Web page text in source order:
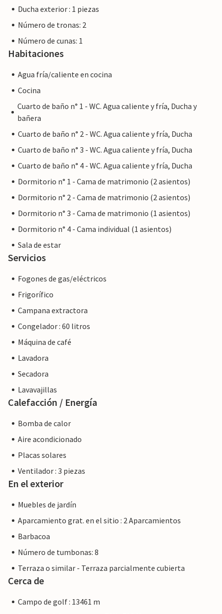
Ducha exterior : 1 piezas
Número de tronas: 2
Número de cunas: 1
Habitaciones
Agua fría/caliente en cocina
Cocina
Cuarto de baño n° 1 - WC. Agua caliente y fría, Ducha y
bañera
Cuarto de baño n° 2 - WC. Agua caliente y fría, Ducha
Cuarto de baño n° 3 - WC. Agua caliente y fría, Ducha
Cuarto de baño n° 4 - WC. Agua caliente y fría, Ducha
Dormitorio n° 1 - Cama de matrimonio (2 asientos)
Dormitorio n° 2 - Cama de matrimonio (2 asientos)
Dormitorio n° 3 - Cama de matrimonio (1 asientos)
Dormitorio n° 4 - Cama individual (1 asientos)
Sala de estar
Servicios
Fogones de gas/eléctricos
Frigorífico
Campana extractora
Congelador : 60 litros
Máquina de café
Lavadora
Secadora
Lavavajillas
Calefacción / Energía
Bomba de calor
Aire acondicionado
Placas solares
Ventilador : 3 piezas
En el exterior
Muebles de jardín
Aparcamiento grat. en el sitio : 2 Aparcamientos
Barbacoa
Número de tumbonas: 8
Terraza o similar - Terraza parcialmente cubierta
Cerca de
Campo de golf : 13461 m